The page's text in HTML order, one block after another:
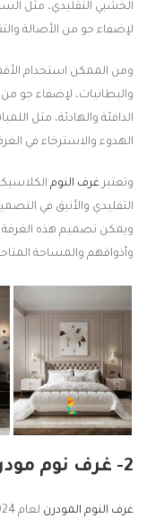
الخشبي التقليدي، مثل
لإضفاء جو من الأصالة
ومن الممكن استخدام
والبطانيات، لإضفاء جو
الدافئة والهادئة، مثل
الهدوء والاسترخاء في
وتعتبر غرف النوم
التقليدي والأنيق في
ويمكن تصميم هذه
وأذواقهم والمساحة
2- غرف نوم مودرن :
غرف النوم المودرن